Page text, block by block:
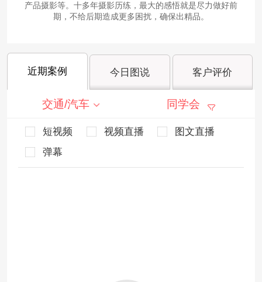
产品摄影等。十多年摄影历练，最大的感悟就是尽力做好前
期，不给后期造成更多困扰，确保出精品。
近期案例 今日图说 客户评价
交通/汽车 同学会
短视频 视频直播
图文直播
弹幕